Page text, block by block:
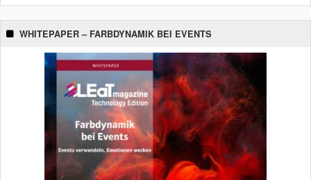
WHITEPAPER – FARBDYNAMIK BEI EVENTS